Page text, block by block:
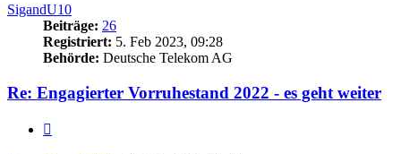
SigandU10
Beiträge: 26
Registriert: 5. Feb 2023, 09:28
Behörde: Deutsche Telekom AG
Re: Engagierter Vorruhestand 2022 - es geht weiter